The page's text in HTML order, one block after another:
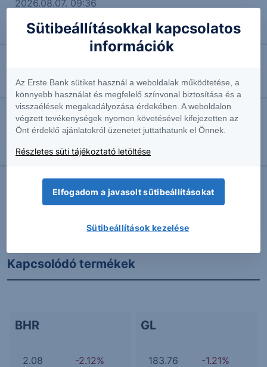
2026.08.07. 09:36
Vezető makrogazdasági elemző
Erős lett a MOL második negyedéve
2026.08.07. 08:59
Újra bellobanhat egy szikra: Olaj - 2026/60 - napi
Szakmai vezető
Kapcsolódó termékek
BHR
2.08 -2.12%
GL
183.76 -1.21%
Sütibeállításokkal kapcsolatos
információk
Az Erste Bank sütiket használ a weboldalak működtetése, a
könnyebb használat és megfelelő színvonal biztosítása és a
visszaélések megakadályozása érdekében. A weboldalon
végzett tevékenységek nyomon követésével kifejezetten az
Önt érdeklő ajánlatokról üzenetet juttathatunk el Önnek.
Részletes süti tájékoztató letöltése
Elfogadom a javasolt sütibeállításokat
Sütibeállítások kezelése